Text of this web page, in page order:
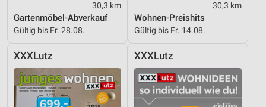
30,3 km
Gartenmöbel-Abverkauf
Gültig bis Fr. 28.08.
30,3 km
Wohnen-Preishits
Gültig bis Fr. 14.08.
XXXLutz XXXLutz
IAB-Besonderheiten:
Informationen identifizieren
Nicht-IAB-Verarbeitungszwecke: